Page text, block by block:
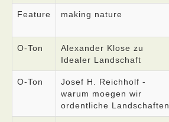
Feature making nature
O-Ton
Alexander Klose zu
Idealer Landschaft
O-Ton
Josef H. Reichholf -
warum moegen wir
ordentliche Landschaften